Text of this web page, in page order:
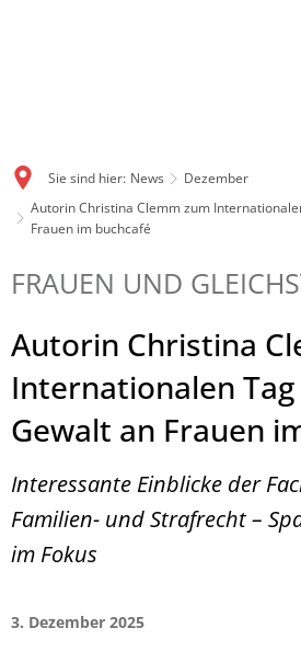
Sie sind hier: News
Dezember
Autorin Christina Clemm zum
Frauen im buchcafé
FRAUEN UND
Autorin Christina
Internationalen Tag
Gewalt an Frauen
Interessante Einblicke der
Familien- und Strafrecht –
im Fokus
3. Dezember 2025